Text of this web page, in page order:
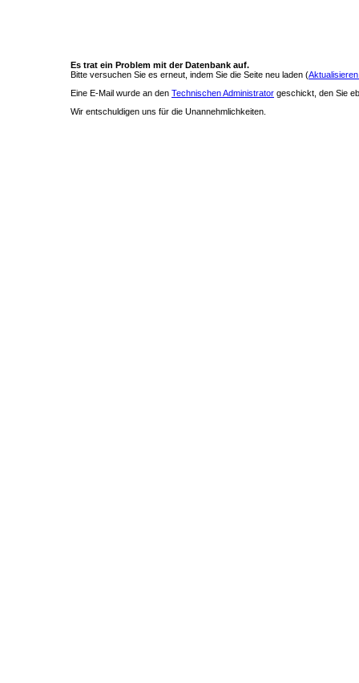
Es trat ein Problem mit der Datenbank auf.
Bitte versuchen Sie es erneut, indem Sie die Seite neu laden (
Eine E-Mail wurde an den Technischen Administrator geschickt, den Sie
Wir entschuldigen uns für die Unannehmlichkeiten.